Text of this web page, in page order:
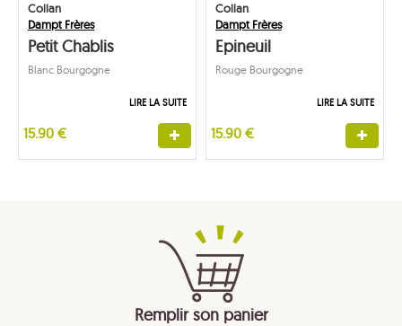
Collan
Dampt Frères
Petit Chablis
Blanc Bourgogne
LIRE LA SUITE
15.90 €
Collan
Dampt Frères
Epineuil
Rouge Bourgogne
LIRE LA SUITE
15.90 €
Remplir son panier